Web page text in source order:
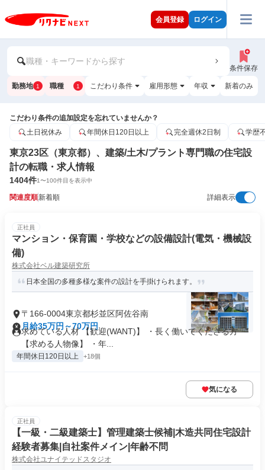
会員登録 ログイン
職種・キーワードから探す
条件保存
勤務地 1 職種 1 こだわり条件 雇用形態 年収 新着のみ
こだわり条件の追加設定を忘れていませんか？
土日祝休み
年間休日120日以上 完全週休2日制 学歴
東京23区（東京都）、建築/土木/プラント専門職の住宅設
計の転職・求人情報
1404件1〜100件目を表示中
関連度順新着順 詳細表示
正社員
マンション・保育園・学校などの設備設計(電気・機械設
備)
株式会社ベル建築研究所
日本全国の多種多様な案件の設計を手掛けられます。
〒166-0004東京都杉並区阿佐谷南
月給35万円～70万円
求めている人材 【歓迎(WANT)】 ・長く働いてくださる方
【求める人物像】 ・年...
年間休日120日以上 +18個
気になる
正社員
【一級・二級建築士】管理建築士候補|木造共同住宅設計
経験者募集|自社案件メイン|年齢不問
株式会社ユナイテッドスタジオ